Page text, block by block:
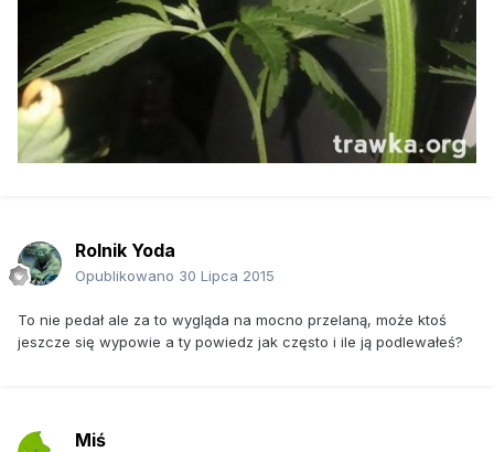
Rolnik Yoda
Opublikowano 30 Lipca 2015
To nie pedał ale za to wygląda na mocno przelaną, może ktoś
jeszcze się wypowie a ty powiedz jak często i ile ją podlewałeś?
Miś